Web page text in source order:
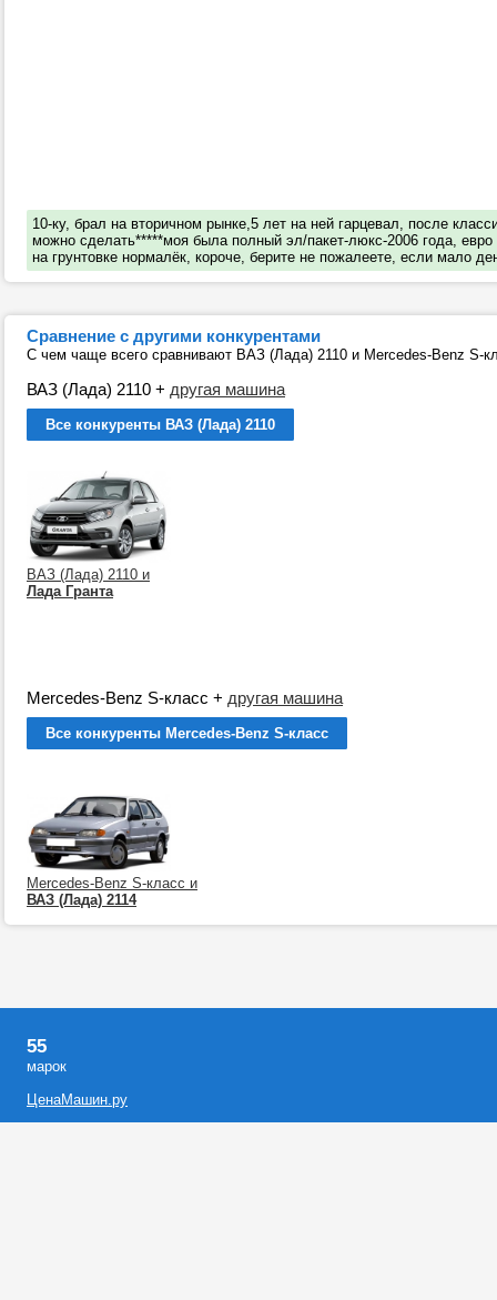
10-ку, брал на вторичном рынке,5 лет на ней гарцевал, после
можно сделать*****моя была полный эл/пакет-люкс-2006 года,
на грунтовке нормалёк, короче, берите не пожалеете, если мало
Сравнение с другими конкурентами
С чем чаще всего сравнивают ВАЗ (Лада) 2110 и Mercedes-Benz S-
ВАЗ (Лада) 2110 + другая машина
Все конкуренты ВАЗ (Лада) 2110
ВАЗ (Лада) 2110 и
Лада Гранта
Mercedes-Benz S-класс + другая машина
Все конкуренты Mercedes-Benz S-класс
Mercedes-Benz S-класс и
ВАЗ (Лада) 2114
55
марок
ЦенаМашин.ру